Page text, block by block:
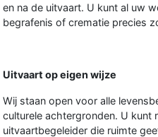
en na de uitvaart. U kunt al uw
begrafenis of crematie precies
Uitvaart op eigen wijze
Wij staan open voor alle
culturele achtergronden. U kunt
uitvaartbegeleider die ruimte